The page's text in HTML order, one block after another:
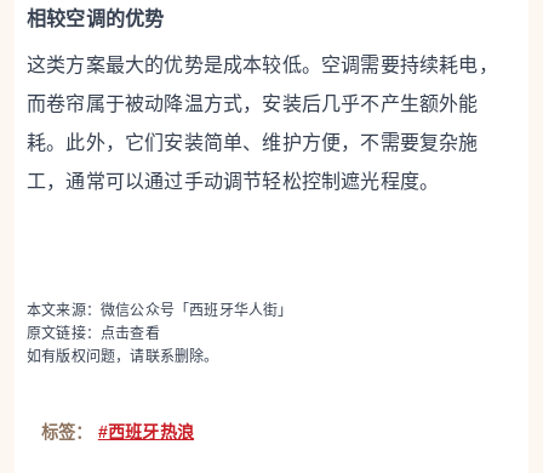
相较空调的优势
这类方案最大的优势是成本较低。空调需要持续耗电，
而卷帘属于被动降温方式，安装后几乎不产生额外能
耗。此外，它们安装简单、维护方便，不需要复杂施
工，通常可以通过手动调节轻松控制遮光程度。
本文来源：微信公众号「西班牙华人街」
原文链接： 点击查看
如有版权问题，请联系删除。
标签： #西班牙热浪